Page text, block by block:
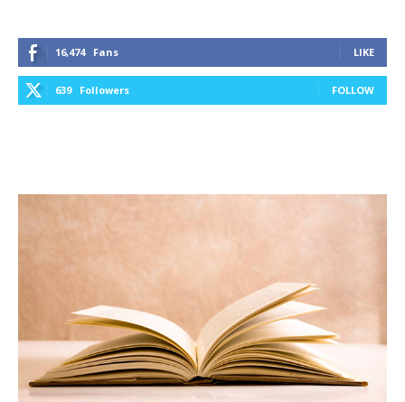
16,474 Fans LIKE
639 Followers FOLLOW